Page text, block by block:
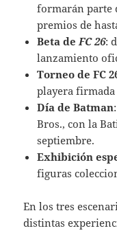
formarán parte
premios de
Beta de FC 26:
lanzamiento
Torneo de FC
playera firmada
Día de Batman
Bros., con la
septiembre.
Exhibición
figuras
En los tres
distintas